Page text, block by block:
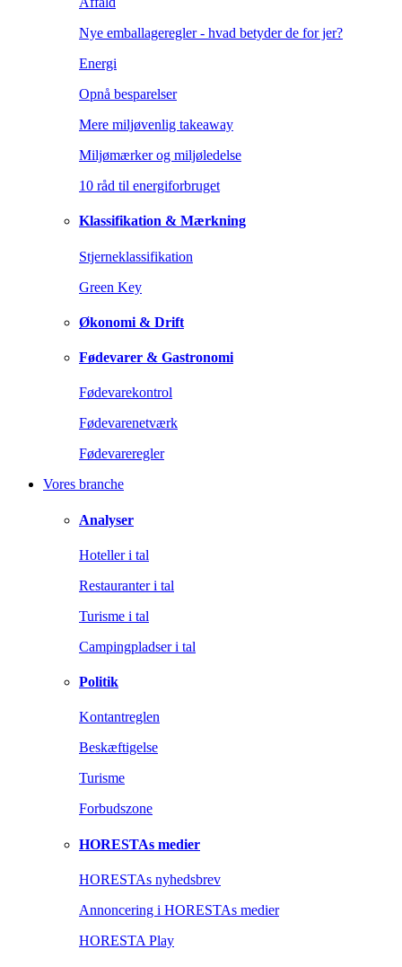
Nye emballageregler - hvad betyder de for jer?
Energi
Opnå besparelser
Mere miljøvenlig takeaway
Miljømærker og miljøledelse
10 råd til energiforbruget
Klassifikation & Mærkning
Stjerneklassifikation
Green Key
Økonomi & Drift
Fødevarer & Gastronomi
Fødevarekontrol
Fødevarenetværk
Fødevareregler
Vores branche
Analyser
Hoteller i tal
Restauranter i tal
Turisme i tal
Campingpladser i tal
Politik
Kontantreglen
Beskæftigelse
Turisme
Forbudszone
HORESTAs medier
HORESTAs nyhedsbrev
Annoncering i HORESTAs medier
HORESTA Play